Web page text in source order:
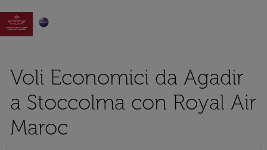

Voli Economici da Agadir
a Stoccolma con Royal Air
Maroc